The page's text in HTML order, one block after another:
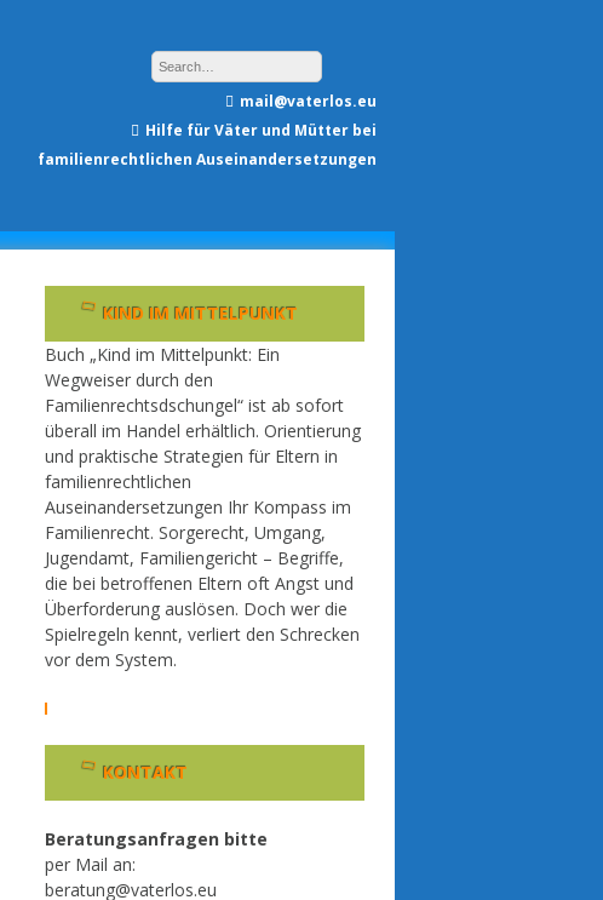
mail@vaterlos.eu
Hilfe für Väter und Mütter bei
familienrechtlichen Auseinandersetzungen
KIND IM MITTELPUNKT
Buch „Kind im Mittelpunkt: Ein
Wegweiser durch den
Familienrechtsdschungel“ ist ab sofort
überall im Handel erhältlich. Orientierung
und praktische Strategien für Eltern in
familienrechtlichen
Auseinandersetzungen Ihr Kompass im
Familienrecht. Sorgerecht, Umgang,
Jugendamt, Familiengericht – Begriffe,
die bei betroffenen Eltern oft Angst und
Überforderung auslösen. Doch wer die
Spielregeln kennt, verliert den Schrecken
vor dem System.
KONTAKT
Beratungsanfragen bitte
per Mail an:
beratung@vaterlos.eu